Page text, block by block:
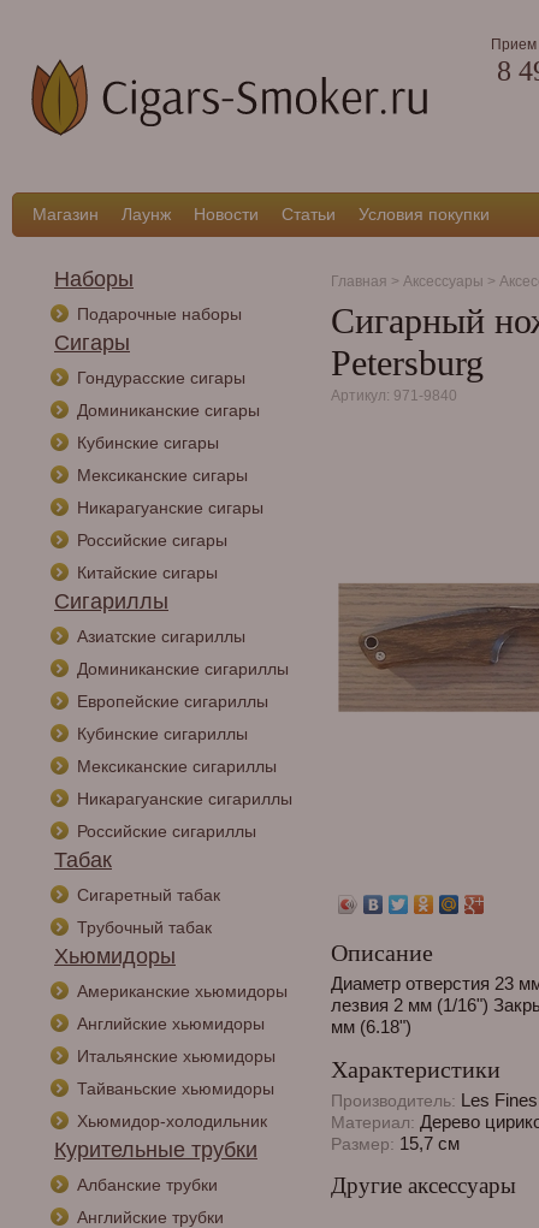
Прием
8
Магазин Лаунж Новости Статьи Условия покупки
Наборы
Подарочные наборы
Сигары
Гондурасские сигары
Доминиканские сигары
Кубинские сигары
Мексиканские сигары
Никарагуанские сигары
Российские сигары
Китайские сигары
Сигариллы
Азиатские сигариллы
Доминиканские сигариллы
Европейские сигариллы
Кубинские сигариллы
Мексиканские сигариллы
Никарагуанские сигариллы
Российские сигариллы
Табак
Сигаретный табак
Трубочный табак
Хьюмидоры
Американские хьюмидоры
Английские хьюмидоры
Итальянские хьюмидоры
Тайваньские хьюмидоры
Хьюмидор-холодильник
Курительные трубки
Албанские трубки
Английские трубки
Главная > Аксессуары >
Сигарный
Petersburg
Артикул: 971-9840
Описание
Диаметр отверстия 23
лезвия 2 мм (1/16")
мм (6.18")
Характеристики
Производитель: Les
Материал: Дерево
Размер: 15,7 см
Другие аксессуары